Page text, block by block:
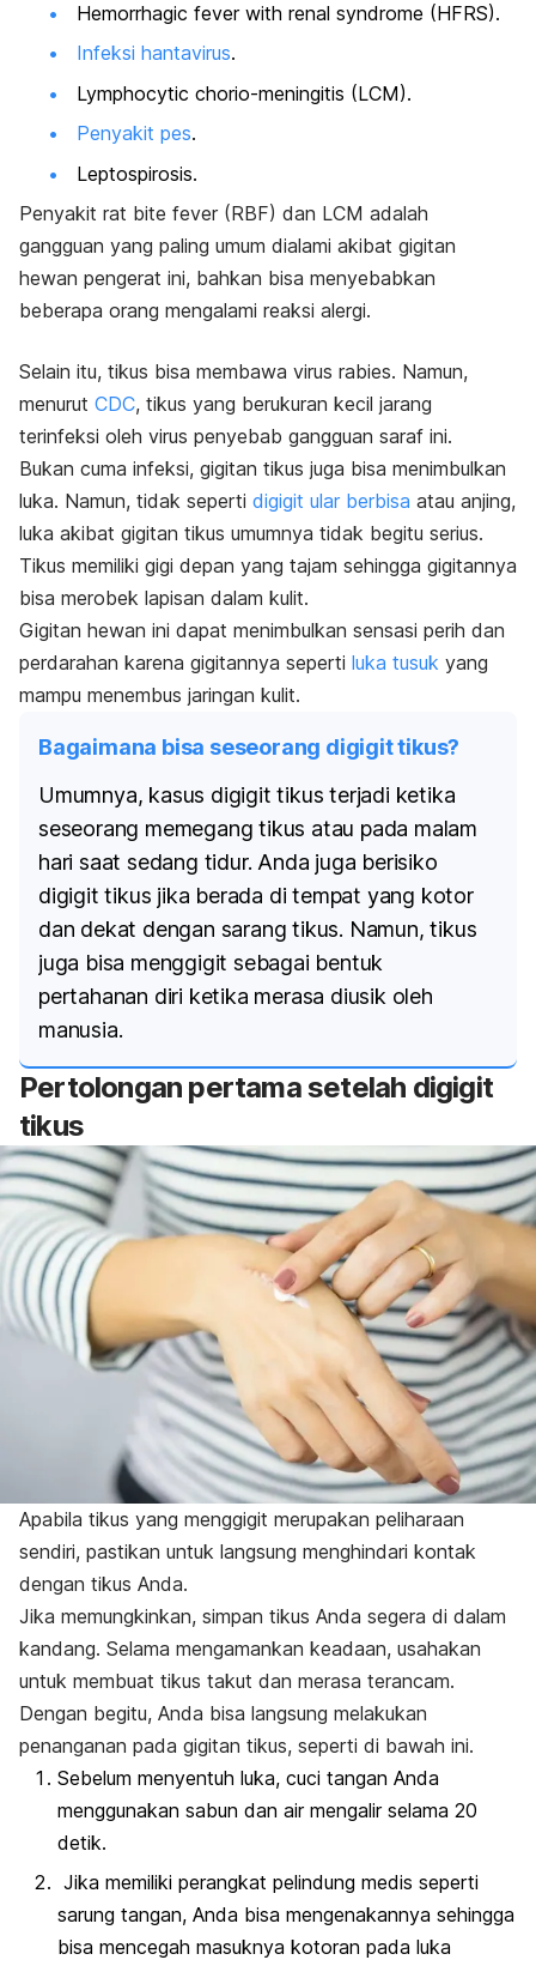
Hemorrhagic fever with renal syndrome (HFRS).
Infeksi hantavirus.
Lymphocytic chorio-meningitis (LCM).
Penyakit pes.
Leptospirosis.
Penyakit rat bite fever (RBF) dan LCM adalah
gangguan yang paling umum dialami akibat gigitan
hewan pengerat ini, bahkan bisa menyebabkan
beberapa orang mengalami reaksi alergi.
Selain itu, tikus bisa membawa virus rabies. Namun,
menurut CDC, tikus yang berukuran kecil jarang
terinfeksi oleh virus penyebab gangguan saraf ini.
Bukan cuma infeksi, gigitan tikus juga bisa menimbulkan
luka. Namun, tidak seperti digigit ular berbisa atau anjing,
luka akibat gigitan tikus umumnya tidak begitu serius.
Tikus memiliki gigi depan yang tajam sehingga gigitannya
bisa merobek lapisan dalam kulit.
Gigitan hewan ini dapat menimbulkan sensasi perih dan
perdarahan karena gigitannya seperti luka tusuk yang
mampu menembus jaringan kulit.
Bagaimana bisa seseorang digigit tikus?
Umumnya, kasus digigit tikus terjadi ketika
seseorang memegang tikus atau pada malam
hari saat sedang tidur. Anda juga berisiko
digigit tikus jika berada di tempat yang kotor
dan dekat dengan sarang tikus. Namun, tikus
juga bisa menggigit sebagai bentuk
pertahanan diri ketika merasa diusik oleh
manusia.
Pertolongan pertama setelah digigit
tikus
Apabila tikus yang menggigit merupakan peliharaan
sendiri, pastikan untuk langsung menghindari kontak
dengan tikus Anda.
Jika memungkinkan, simpan tikus Anda segera di dalam
kandang. Selama mengamankan keadaan, usahakan
untuk membuat tikus takut dan merasa terancam.
Dengan begitu, Anda bisa langsung melakukan
penanganan pada gigitan tikus, seperti di bawah ini.
Sebelum menyentuh luka, cuci tangan Anda
menggunakan sabun dan air mengalir selama 20
detik.
Jika memiliki perangkat pelindung medis seperti
sarung tangan, Anda bisa mengenakannya sehingga
bisa mencegah masuknya kotoran pada luka